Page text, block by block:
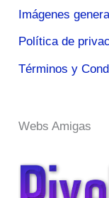
Imágenes
Política de
Términos y
Webs Amigas